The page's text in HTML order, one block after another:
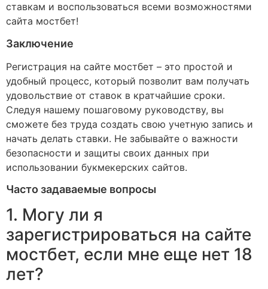
ставкам и воспользоваться всеми возможностями
сайта мостбет!
Заключение
Регистрация на сайте мостбет – это простой и
удобный процесс, который позволит вам получать
удовольствие от ставок в кратчайшие сроки.
Следуя нашему пошаговому руководству, вы
сможете без труда создать свою учетную запись и
начать делать ставки. Не забывайте о важности
безопасности и защиты своих данных при
использовании букмекерских сайтов.
Часто задаваемые вопросы
1. Могу ли я
зарегистрироваться на сайте
мостбет, если мне еще нет 18
лет?